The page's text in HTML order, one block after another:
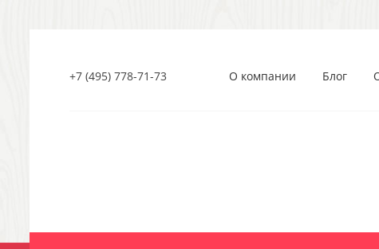
+7 (495) 778-71-73 О компании Блог